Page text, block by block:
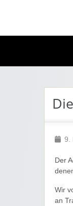
9.
Der
Wir
an